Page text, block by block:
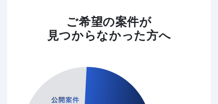
ご希望の案件が
見つからなかった方へ